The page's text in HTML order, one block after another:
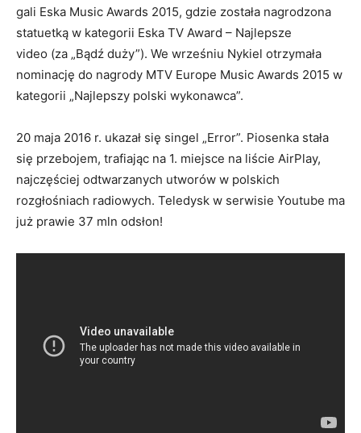
gali Eska Music Awards 2015, gdzie została nagrodzona
statuetką w kategorii Eska TV Award – Najlepsze
video (za „Bądź duży”). We wrześniu Nykiel otrzymała
nominację do nagrody MTV Europe Music Awards 2015 w
kategorii „Najlepszy polski wykonawca”.
20 maja 2016 r. ukazał się singel „Error”. Piosenka stała
się przebojem, trafiając na 1. miejsce na liście AirPlay,
najczęściej odtwarzanych utworów w polskich
rozgłośniach radiowych. Teledysk w serwisie Youtube ma
już prawie 37 mln odsłon!